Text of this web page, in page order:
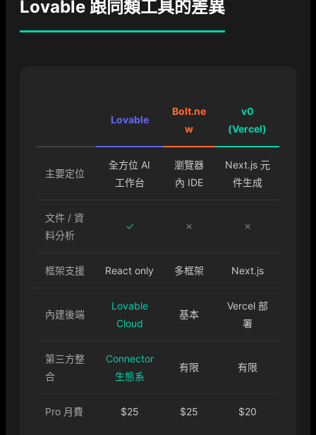
Lovable 跟同類工具的差異
Lovable
Bolt.ne
w
v0
(Vercel)
主要定位
全方位 AI
工作台
瀏覽器
內 IDE
Next.js 元
件生成
文件 / 資
料分析
✓ ✗ ✗
框架支援 React only 多框架 Next.js
內建後端
Lovable
Cloud
基本
Vercel 部
署
第三方整
合
Connector
生態系
有限 有限
Pro 月費 $25 $25 $20